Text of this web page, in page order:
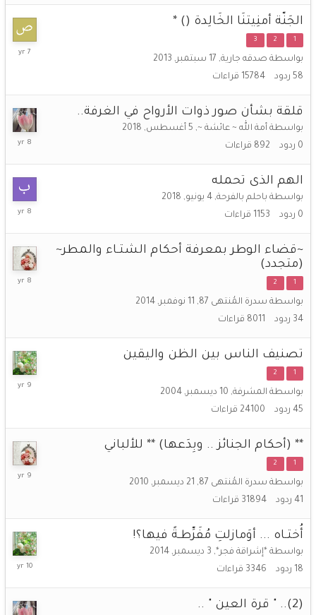
الجَنّة أمنِيتنَا الخَالِدة () *
1
2
3
بواسطة صدقه جارية, 17 سبتمبر, 2013
58 ردود 15784 قراءات
11
قلقة بشأن صور ذوات الأرواح في الغرفة..
بواسطة أمة الله ~ عائشة ~, 5 أغسطس, 2018
0 ردود 892 قراءات
2018
الهم الذى تحمله
بواسطة باحلم بالفرحة, 4 يونيو, 2018
0 ردود 1153 قراءات
~قضاء الوطر بمعرفة أحكام الشتـاء والمطر~
(متجدد)
1
2
بواسطة سدرة المُنتهى 87 , 11 نوفمبر, 2014
34 ردود 8011 قراءات
30
تصنيف الناس بين الظن واليقين
1
2
بواسطة المشرفة, 10 ديسمبر, 2004
45 ردود 24100 قراءات
29
** (أحكام الجنائز .. وبِدَعها) ** للألباني
1
2
بواسطة سدرة المُنتهى 87 , 21 ديسمبر, 2010
41 ردود 31894 قراءات
14
أُختـاه ... أوَمازلتِ مُفَرِّطـةً فيها؟!
بواسطة *إشراقة فجر*, 3 ديسمبر, 2014
18 ردود 3346 قراءات
4
(2).. " قرة العين " ..